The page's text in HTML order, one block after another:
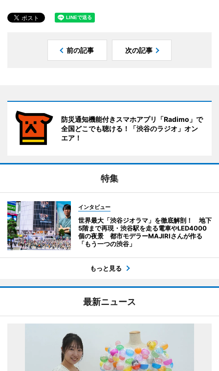
前の記事 次の記事
防災通知機能付きスマホアプリ「Radimo」で
全国どこでも聴ける！「渋谷のラジオ」オン
エア！
特集
インタビュー
世界最大「渋谷ジオラマ」を徹底解剖！ 地下
5階まで再現・渋谷駅を走る電車やLED4000
個の夜景 都市モデラーMAJIRIさんが作る
「もう一つの渋谷」
もっと見る
最新ニュース